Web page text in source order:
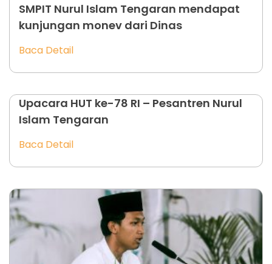
SMPIT Nurul Islam Tengaran mendapat
kunjungan monev dari Dinas
Baca Detail
Upacara HUT ke-78 RI – Pesantren Nurul
Islam Tengaran
Baca Detail